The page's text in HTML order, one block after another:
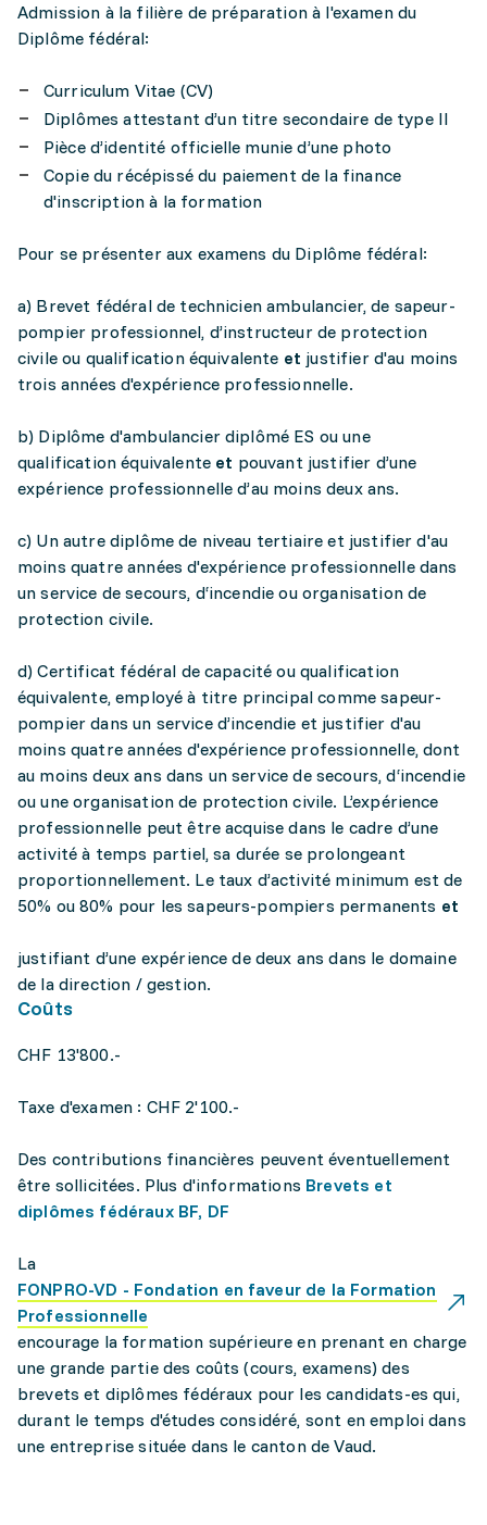
Admission à la filière de préparation à l'examen du
Diplôme fédéral:
Curriculum Vitae (CV)
Diplômes attestant d’un titre secondaire de type II
Pièce d’identité officielle munie d’une photo
Copie du récépissé du paiement de la finance
d'inscription à la formation
Pour se présenter aux examens du Diplôme fédéral:
a) Brevet fédéral de technicien ambulancier, de sapeur-
pompier professionnel, d’instructeur de protection
civile ou qualification équivalente et justifier d'au moins
trois années d'expérience professionnelle.
b) Diplôme d'ambulancier diplômé ES ou une
qualification équivalente et pouvant justifier d’une
expérience professionnelle d’au moins deux ans.
c) Un autre diplôme de niveau tertiaire et justifier d'au
moins quatre années d'expérience professionnelle dans
un service de secours, d‘incendie ou organisation de
protection civile.
d) Certificat fédéral de capacité ou qualification
équivalente, employé à titre principal comme sapeur-
pompier dans un service d’incendie et justifier d'au
moins quatre années d'expérience professionnelle, dont
au moins deux ans dans un service de secours, d‘incendie
ou une organisation de protection civile. L’expérience
professionnelle peut être acquise dans le cadre d’une
activité à temps partiel, sa durée se prolongeant
proportionnellement. Le taux d’activité minimum est de
50% ou 80% pour les sapeurs-pompiers permanents et
justifiant d’une expérience de deux ans dans le domaine
de la direction / gestion.
Coûts
CHF 13'800.-
Taxe d'examen : CHF 2'100.-
Des contributions financières peuvent éventuellement
être sollicitées. Plus d'informations Brevets et
diplômes fédéraux BF, DF
La
FONPRO-VD - Fondation en faveur de la Formation
Professionnelle
encourage la formation supérieure en prenant en charge
une grande partie des coûts (cours, examens) des
brevets et diplômes fédéraux pour les candidats-es qui,
durant le temps d'études considéré, sont en emploi dans
une entreprise située dans le canton de Vaud.